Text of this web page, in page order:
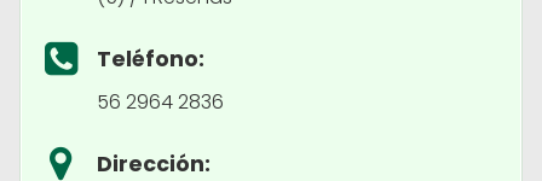
Teléfono:
56 2964 2836
Dirección: